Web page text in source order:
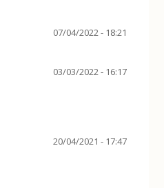
07/04/2022 - 18:21
03/03/2022 - 16:17
20/04/2021 - 17:47